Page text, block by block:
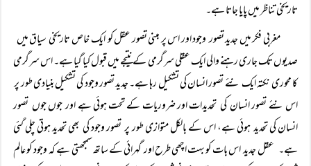
تاریخی تناظر میں پایا جاتا ہے۔
مغربی فکر میں جدید تصور وجود اور اس پر مبنی تصور عقل کو ایک خاص تاریخی سیاق میں
صدیوں تک جاری رہنے والی ایک عقلی سرگرمی کے نتیجے میں قبول کیا گیا ہے۔ اس سرگرمی
کا محوری نکتہ ایک نئے تصور انسان کی تشکیل رہا ہے۔ جدید تصور وجود کی تشکیل بنیادی طور پر
اس نئے تصور انسان کی تحدیدات اور ضروریات کے تحت ہوئی ہے اور جوں جوں تصور
انسان کی تحدید ہوئی ہے، اس کے بالکل متوازی طور پر تصور وجود کی بھی تحدید ہوتی چلی گئی
ہے۔ عقل جدید اس بات کو بہت اچھی طرح اور گہرائی کے ساتھ سمجھتی ہے کہ وجود کو عالم